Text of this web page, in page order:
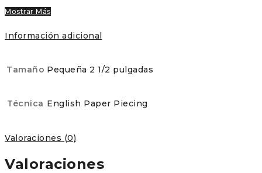
Mostrar Más
Información adicional
Tamaño Pequeña 2 1/2 pulgadas
Técnica English Paper Piecing
Valoraciones (0)
Valoraciones